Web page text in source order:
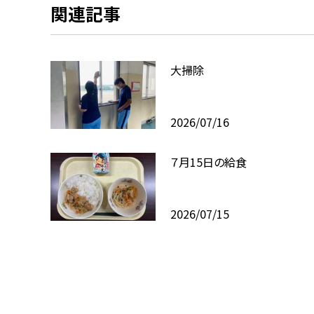
関連記事
大掃除
2026/07/16
７月15日の給食
2026/07/15